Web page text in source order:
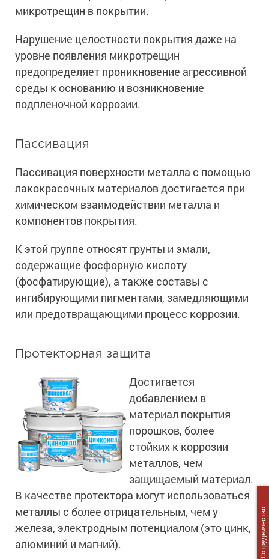
Ингибиторы коррозии
Шпатлевки для металла
Сопутствующие товары
Нефтегазовая промышленность
Сопутствующие товары
Для металла
Для фасада
Сопутствующие товары
Экологичные материалы
Для бетонных полов
Для металла
Для дерева
Сопутствующие товары
Антистатические покрытия
Для бетона
Промышленные полы
Защита железобетонных конструкций
Промышленные металлоконструкции
Промышленное оборудование
Промышленные стены
Сопутствующие товары
Холодное цинкование
Грунтовки для холодного цинкования
Сопутствующие товары
Молотковые эмали
Сопутствующие товары
Антикоррозионная защита
Толстослойные грунт-эмали
Алюминиевые краски
Сопутствующие товары
Морозостойкие краски для бетонных полов
Морозостойкие краски для металла
Морозостойкие краски для фасада
Сопутствующие товары
микротрещин в покрытии.
Нарушение целостности покрытия даже на
уровне появления микротрещин
предопределяет проникновение агрессивной
среды к основанию и возникновение
подпленочной коррозии.
Пассивация
Пассивация поверхности металла с помощью
лакокрасочных материалов достигается при
химическом взаимодействии металла и
компонентов покрытия.
К этой группе относят грунты и эмали,
содержащие фосфорную кислоту
(фосфатирующие), а также составы с
ингибирующими пигментами, замедляющими
или предотвращающими процесс коррозии.
Протекторная защита
Достигается
добавлением в
материал покрытия
порошков, более
стойких к коррозии
металлов, чем
защищаемый материал.
В качестве протектора могут использоваться
металлы с более отрицательным, чем у
железа, электродным потенциалом (это цинк,
алюминий и магний).
Сотрудничество